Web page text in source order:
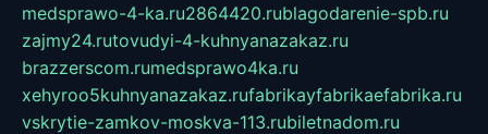
medsprawo-4-ka.ru2864420.rublagodarenie-spb.ru
zajmy24.rutovudyi-4-kuhnyanazakaz.ru
brazzerscom.rumedsprawo4ka.ru
xehyroo5kuhnyanazakaz.rufabrikayfabrikaefabrika.ru
vskrytie-zamkov-moskva-113.rubiletnadom.ru